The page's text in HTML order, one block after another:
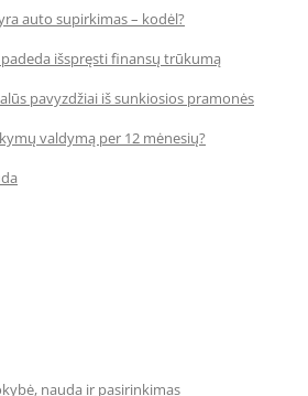
auto supirkimas – kodėl?
išspręsti finansų trūkumą
pavyzdžiai iš sunkiosios pramonės
valdymą per 12 mėnesių?
nauda ir pasirinkimas